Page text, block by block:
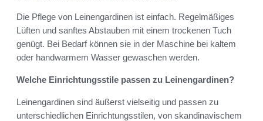
Die Pflege von Leinengardinen ist einfach. Regelmäßiges
Lüften und sanftes Abstauben mit einem trockenen Tuch
genügt. Bei Bedarf können sie in der Maschine bei kaltem
oder handwarmem Wasser gewaschen werden.
Welche Einrichtungsstile passen zu Leinengardinen?
Leinengardinen sind äußerst vielseitig und passen zu
unterschiedlichen Einrichtungsstilen, von skandinavischem